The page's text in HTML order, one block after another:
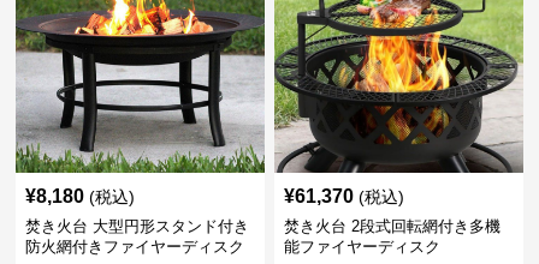
¥8,180 (税込)
焚き火台 大型円形スタンド付き
防火網付きファイヤーディスク
¥61,370 (税込)
焚き火台 2段式回転網付き多機
能ファイヤーディスク